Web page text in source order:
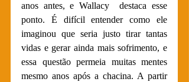
anos antes, e Wallacy  destaca esse
ponto. É difícil entender como ele
imaginou que seria justo tirar tantas
vidas e gerar ainda mais sofrimento, e
essa questão permeia muitas mentes
mesmo anos após a chacina. A partir